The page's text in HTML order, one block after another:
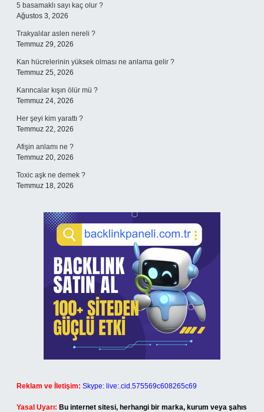
5 basamaklı sayı kaç olur ?
Ağustos 3, 2026
Trakyalılar aslen nereli ?
Temmuz 29, 2026
Kan hücrelerinin yüksek olması ne anlama gelir ?
Temmuz 25, 2026
Karıncalar kışın ölür mü ?
Temmuz 24, 2026
Her şeyi kim yarattı ?
Temmuz 22, 2026
Afişin anlamı ne ?
Temmuz 20, 2026
Toxic aşk ne demek ?
Temmuz 18, 2026
Reklam ve İletişim: Skype: live:.cid.575569c608265c69
Yasal Uyarı: Bu internet sitesi, herhangi bir marka, kurum veya şahıs